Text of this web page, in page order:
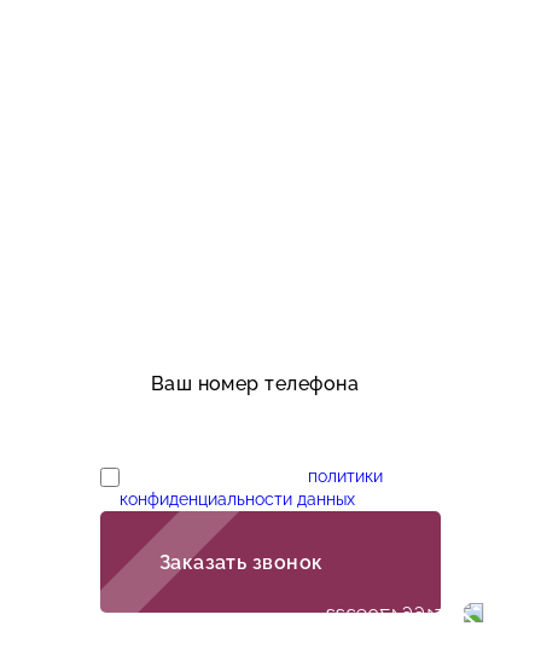
Согласен с условиями политики
конфиденциальности данных
Заказать звонок